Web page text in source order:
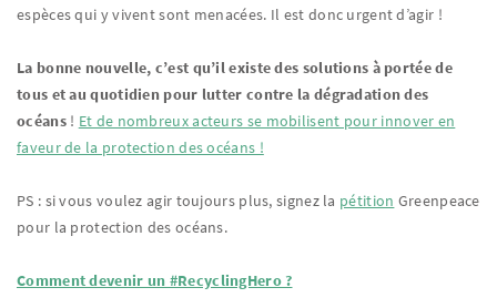
espèces qui y vivent sont menacées. Il est donc urgent d’agir !
La bonne nouvelle, c’est qu’il existe des solutions à portée de
tous et au quotidien pour lutter contre la dégradation des
océans ! Et de nombreux acteurs se mobilisent pour innover en
faveur de la protection des océans !
PS : si vous voulez agir toujours plus, signez la pétition Greenpeace
pour la protection des océans.
Comment devenir un #RecyclingHero ?